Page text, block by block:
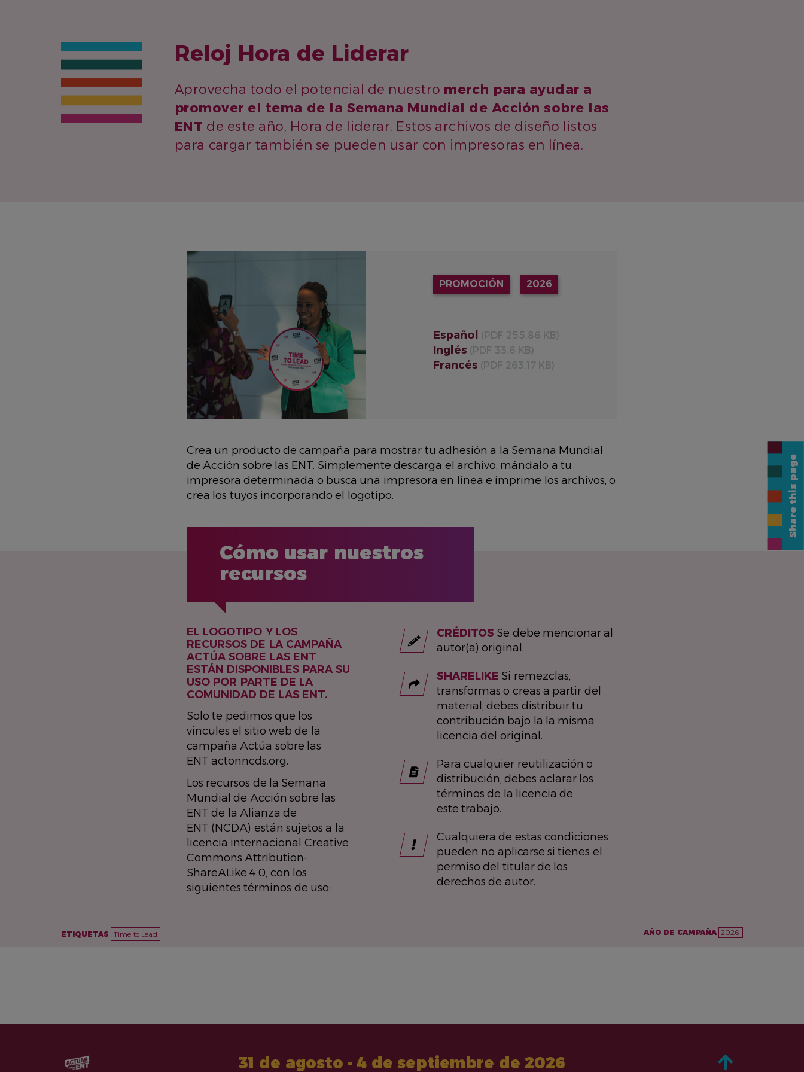
Reloj Hora de Liderar
Aprovecha todo el potencial de nuestro merch para ayudar a
promover el tema de la Semana Mundial de Acción sobre las
ENT de este año, Hora de liderar. Estos archivos de diseño listos
para cargar también se pueden usar con impresoras en línea.
IMAGEN
PROMOCIÓN 2026
Español (PDF 255.86 KB)
Inglés (PDF 33.6 KB)
Francés (PDF 263.17 KB)
Crea un producto de campaña para mostrar tu adhesión a la Semana Mundial
de Acción sobre las ENT. Simplemente descarga el archivo, mándalo a tu
impresora determinada o busca una impresora en línea e imprime los archivos, o
crea los tuyos incorporando el logotipo.
Cómo usar nuestros
recursos
EL LOGOTIPO Y LOS
RECURSOS DE LA CAMPAÑA
ACTÚA SOBRE LAS ENT
ESTÁN DISPONIBLES PARA SU
USO POR PARTE DE LA
COMUNIDAD DE LAS ENT.
Solo te pedimos que los
vincules el sitio web de la
campaña Actúa sobre las
ENT actonncds.org.
Los recursos de la Semana
Mundial de Acción sobre las
ENT de la Alianza de
ENT (NCDA) están sujetos a la
licencia internacional Creative
Commons Attribution-
ShareALike 4.0, con los
siguientes términos de uso:
CRÉDITOS Se debe mencionar al
autor(a) original.
SHARELIKE Si remezclas,
transformas o creas a partir del
material, debes distribuir tu
contribución bajo la la misma
licencia del original.
Para cualquier reutilización o
distribución, debes aclarar los
términos de la licencia de
este trabajo.
Cualquiera de estas condiciones
pueden no aplicarse si tienes el
permiso del titular de los
derechos de autor.
ETIQUETAS Time to Lead AÑO DE CAMPAÑA 2026
31 de agosto - 4 de septiembre de 2026
Share this page